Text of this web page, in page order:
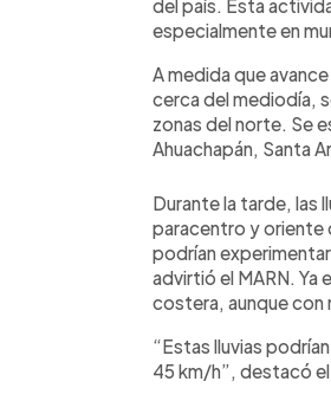
del país. Esta
especialmente en
A medida que
cerca del mediodía,
zonas del norte. Se
Ahuachapán, Santa
Durante la tarde, las
paracentro y oriente
podrían
advirtió el MARN. Ya
costera, aunque con
“Estas lluvias
45 km/h”, destacó